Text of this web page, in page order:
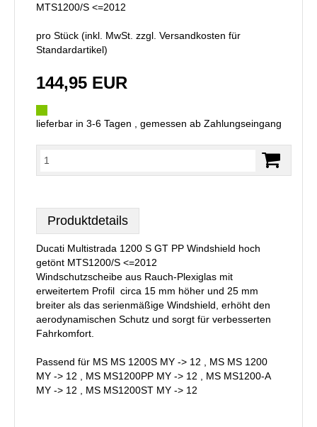
MTS1200/S <=2012
pro Stück (inkl. MwSt. zzgl. Versandkosten für
Standardartikel)
144,95 EUR
lieferbar in 3-6 Tagen , gemessen ab Zahlungseingang
Produktdetails
Ducati Multistrada 1200 S GT PP Windshield hoch
getönt MTS1200/S <=2012
Windschutzscheibe aus Rauch-Plexiglas mit
erweitertem Profil  circa 15 mm höher und 25 mm
breiter als das serienmäßige Windshield, erhöht den
aerodynamischen Schutz und sorgt für verbesserten
Fahrkomfort.
Passend für MS MS 1200S MY -> 12 , MS MS 1200
MY -> 12 , MS MS1200PP MY -> 12 , MS MS1200-A
MY -> 12 , MS MS1200ST MY -> 12